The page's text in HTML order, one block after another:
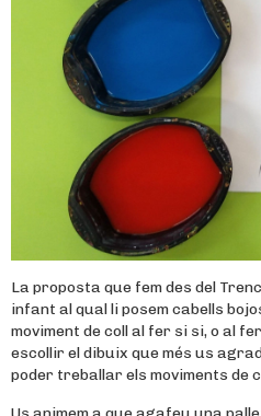
La proposta que fem des del
infant al qual li posem cabells
moviment de coll al fer si si, o al
escollir el dibuix que més us
poder treballar els moviments de